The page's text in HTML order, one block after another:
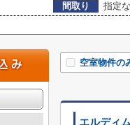
間取り
指定
空室物件の
エルディ